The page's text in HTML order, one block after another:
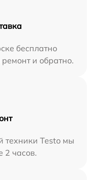
бесплатно
и обратно.
техники Testo мы
2 часов.